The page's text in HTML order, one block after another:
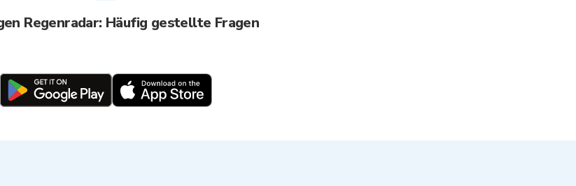
Regenradar: Häufig gestellte Fragen